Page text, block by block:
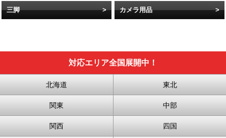
三脚 カメラ用品
対応エリア全国展開中！
北海道 東北
関東 中部
関西 四国